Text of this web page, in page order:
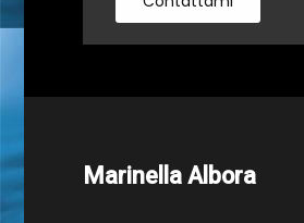
Marinella Albora